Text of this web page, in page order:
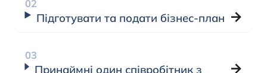
Підготувати та подати бізнес-план
Принаймні один співробітник з